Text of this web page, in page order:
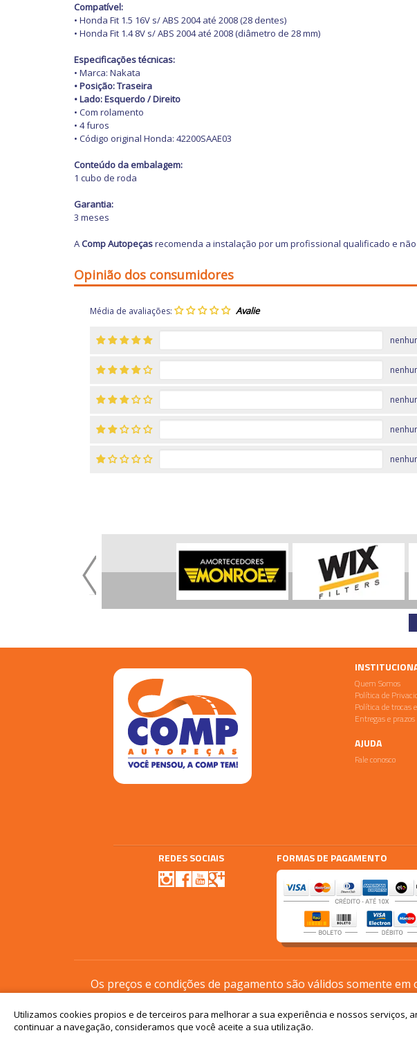
Compatível:
• Honda Fit 1.5 16V s/ ABS 2004 até 2008 (28 dentes)
• Honda Fit 1.4 8V s/ ABS 2004 até 2008 (diâmetro de 28 mm)
Especificações técnicas:
• Marca: Nakata
• Posição: Traseira
• Lado: Esquerdo / Direito
• Com rolamento
• 4 furos
• Código original Honda: 42200SAAE03
Conteúdo da embalagem:
1 cubo de roda
Garantia:
3 meses
AComp Autopeçasrecomenda a instalação por um profissional qualificado e
Opinião dos consumidores
Média de avaliações:
Quem Somos
Política de
Política de trocas
Entregas e prazos
AJUDA
Fale conosco
REDES SOCIAIS FORMAS DE PAGAMENTO
Os preços e condições de pagamento são válidos somente
Os preços
Utilizamos cookies propios e de terceiros para melhorar a sua experiência e nossos serviços,
continuar a navegação, consideramos que você aceite a sua utilização.